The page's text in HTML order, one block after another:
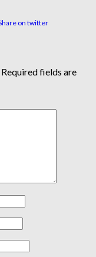
Required fields are